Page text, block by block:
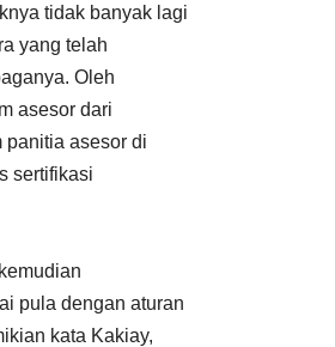
tidak banyak lagi
yang telah
Oleh
asesor dari
panitia asesor di
sertifikasi
pula dengan aturan
kata Kakiay,